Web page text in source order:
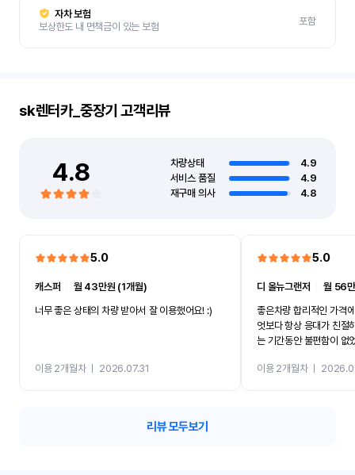
자차 보험
보상한도 내 면책금이 있는 보험
포함
sk렌터카_중장기 고객리뷰
4.8 차량상태
4.9
서비스 품질
4.9
재구매 의사
4.8
5.0
캐스퍼
월 43만원 (1개월)
너무 좋은 상태의 차량 받아서 잘 이용했어요! :)
이용 2개월차ㅣ 2026.07.31
5.0
디 올뉴그랜저 ㅣ월 56
좋은차량 합리적인 가격
엇보다 항상 응대가 친절
는 기간동안 불편함이 없
카 렌트 고민없이 강추합
이용 2개월차ㅣ
리뷰 모두보기